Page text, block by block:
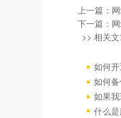
上一篇：
下一篇：
>> 相关
如何
如何
如果
什么